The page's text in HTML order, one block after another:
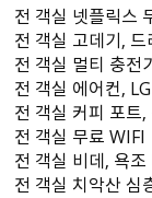
전 객실 넷플릭스
전 객실 고데기,
전 객실 멀티 충전
전 객실 에어컨,
전 객실 커피 포트
전 객실 무료 WIFI
전 객실 비데, 욕조
전 객실 치악산 심